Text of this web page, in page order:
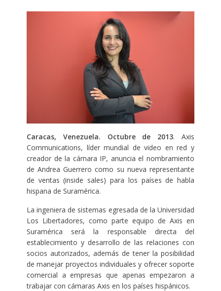
Caracas, Venezuela. Octubre de 2013. Axis
Communications, líder mundial de video en red y
creador de la cámara IP, anuncia el nombramiento
de Andrea Guerrero como su nueva representante
de ventas (inside sales) para los países de habla
hispana de Suramérica.
La ingeniera de sistemas egresada de la Universidad
Los Libertadores, como parte equipo de Axis en
Suramérica será la responsable directa del
establecimiento y desarrollo de las relaciones con
socios autorizados, además de tener la posibilidad
de manejar proyectos individuales y ofrecer soporte
comercial a empresas que apenas empezaron a
trabajar con cámaras Axis en los países hispánicos.